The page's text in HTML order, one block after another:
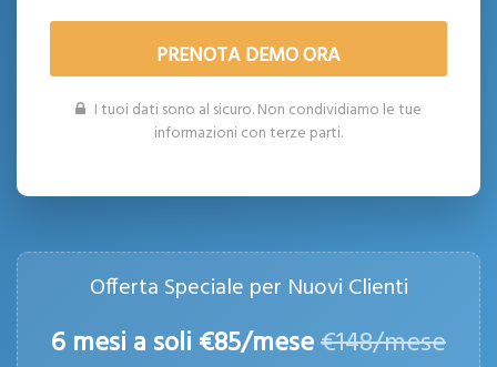
I tuoi dati sono al sicuro. Non condividiamo le tue
informazioni con terze parti.
Offerta Speciale per Nuovi Clienti
6 mesi a soli €85/mese€148/mese